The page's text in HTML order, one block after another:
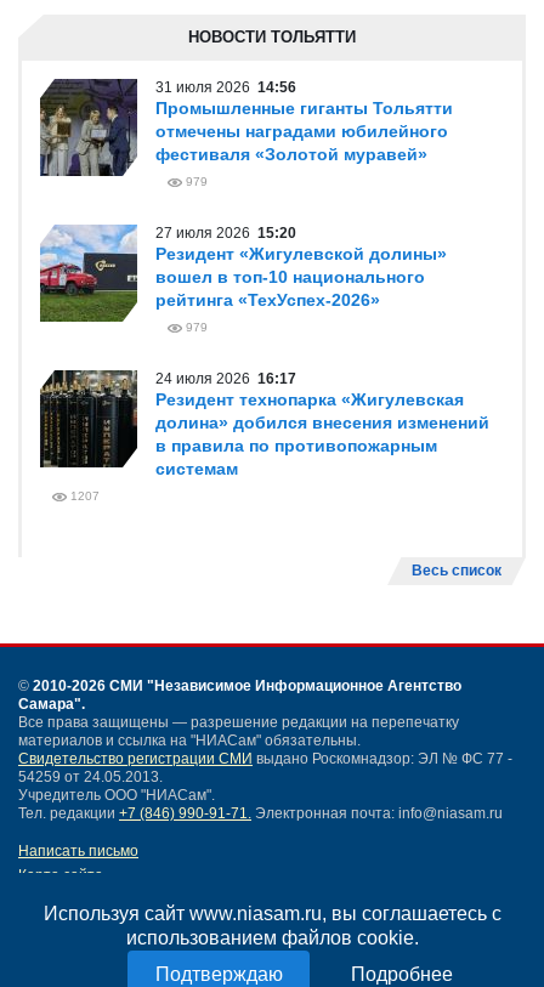
Используя сайт www.niasam.ru, вы соглашаетесь с
использованием файлов cookie.
Подробнее
НОВОСТИ ТОЛЬЯТТИ
31 июля 2026 14:56
Промышленные гиганты Тольятти
отмечены наградами юбилейного
фестиваля «Золотой муравей»
979
27 июля 2026 15:20
Резидент «Жигулевской долины»
вошел в топ-10 национального
рейтинга «ТехУспех-2026»
979
24 июля 2026 16:17
Резидент технопарка «Жигулевская
долина» добился внесения изменений
в правила по противопожарным
системам
1207
Весь список
© 2010-2026 СМИ "Независимое Информационное Агентство
Самара".
Все права защищены — разрешение редакции на перепечатку
материалов и ссылка на "НИАСам" обязательны.
Свидетельство регистрации СМИ выдано Роскомнадзор: ЭЛ № ФС 77 -
54259 от 24.05.2013.
Учредитель ООО "НИАСам".
Тел. редакции +7 (846) 990-91-71. Электронная почта: info@niasam.ru
Написать письмо
Карта сайта
Политика конфиденциальности
Согласие на обработку персональных данных